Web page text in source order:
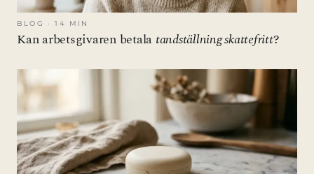
BLOG · 14 MIN
Kan arbetsgivaren betala tandställning skattefritt?